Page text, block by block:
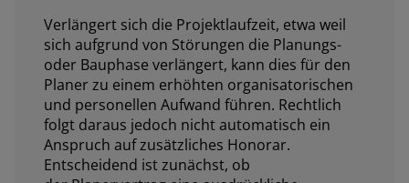
Verlängert sich die Projektlaufzeit, etwa weil
sich aufgrund von Störungen die Planungs-
oder Bauphase verlängert, kann dies für den
Planer zu einem erhöhten organisatorischen
und personellen Aufwand führen. Rechtlich
folgt daraus jedoch nicht automatisch ein
Anspruch auf zusätzliches Honorar.
Entscheidend ist zunächst, ob